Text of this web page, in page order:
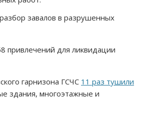
завалов в разрушенных
привлечений для ликвидации
гарнизона ГСЧС 11 раз тушили
здания, многоэтажные и